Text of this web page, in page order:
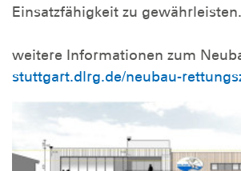
Einsatzfähigkeit zu gewährleisten.
weitere Informationen zum
stuttgart.dlrg.de/neubau-